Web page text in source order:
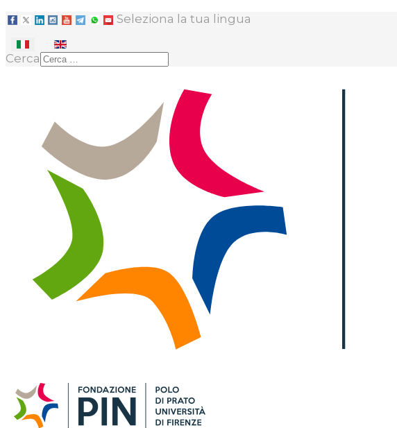
Seleziona la tua lingua
Cerca